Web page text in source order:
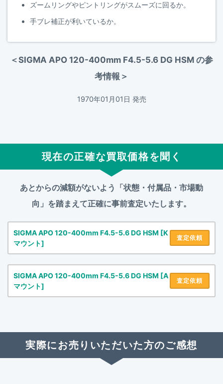
ズームリングやピントリングがスムーズに回るか。
手ブレ補正が利いているか。
＜SIGMA APO 120-400mm F4.5-5.6 DG HSM の参
考情報＞
1970年01月01日 発売
現在の正確な買取価格を聞く
あとからの減額がないよう「状態・付属品・市場動
向」を踏まえて正確に事前査定いたします。
SIGMA APO 120-400mm F4.5-5.6 DG HSM [K
マウント]
査定依頼
SIGMA APO 120-400mm F4.5-5.6 DG HSM [A
マウント]
査定依頼
実際にお売りいただいた方のご感想